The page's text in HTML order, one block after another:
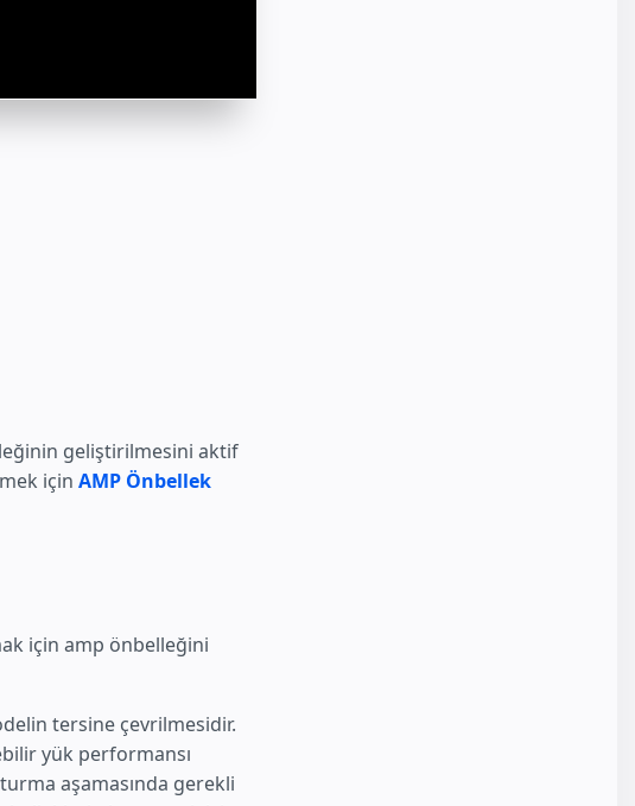
geliştirilmesini aktif
için AMP Önbellek
için amp önbelleğini
tersine çevrilmesidir.
yük performansı
aşamasında gerekli